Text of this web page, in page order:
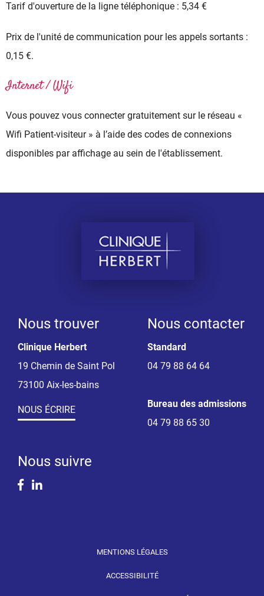
Tarif d'ouverture de la ligne téléphonique : 5,34 €
Prix de l'unité de communication pour les appels sortants :
0,15 €.
Internet / Wifi
Vous pouvez vous connecter gratuitement sur le réseau «
Wifi Patient-visiteur » à l’aide des codes de connexions
disponibles par affichage au sein de l'établissement.
Nous trouver
Clinique Herbert
19 Chemin de Saint Pol
73100 Aix-les-bains
NOUS ÉCRIRE
Nous contacter
Standard
04 79 88 64 64
Bureau des admissions
04 79 88 65 30
Nous suivre
Facebook
Linkedin
MENTIONS LÉGALES
ACCESSIBILITÉ